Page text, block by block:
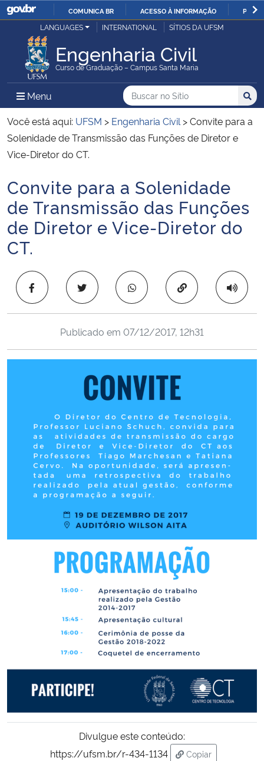
IR
O
COMUNICA BR ACESSO À INFORMAÇÃO
Ministério da Justiça e Segurança Pública
Ministério da Defesa
Ministério das Relações Exteriores
Ministério da Economia
Ministério da Infraestrutura
Ministério da Agricultura, Pecuária e Abastecimento
Ministério da Educação
Ministério da Cidadania
Ministério da Saúde
Ministério de Minas e Energia
Ministério do Meio Ambiente
Ministério do Turismo
Ministério do Desenvolvimento Regional
Controladoria-Geral da União
Ministério da Mulher, da Família e dos Direitos Humanos
Secretaria-Geral
Secretaria de Governo
Gabinete de Segurança Institucional
Advocacia-Geral da União
Planalto
LANGUAGES INTERNATIONAL SÍTIOS DA UFSM
Engenharia Civil
Curso de Graduação – Campus Santa Maria
Menu Menu Principal do Sítio
Busca
Buscar no no Sítio
Busca:
Você está aqui: UFSM > Engenharia Civil >Convite para a
Solenidade de Transmissão das Funções de Diretor e
Vice-Diretor do CT.
Início do conteúdo
Convite para a Solenidade
de Transmissão das Funções
de Diretor e Vice-Diretor do
CT.
Copiar para área
Publicado em 07/12/2017, 12h31
Divulgue este conteúdo:
https://ufsm.br/r-434-1134
Copiar